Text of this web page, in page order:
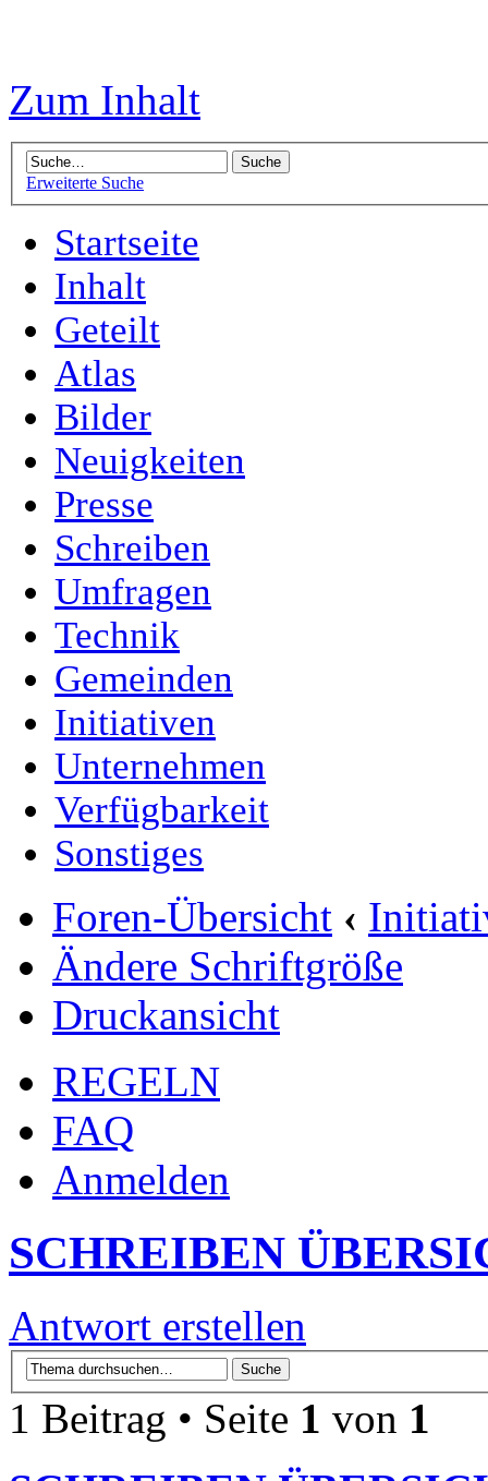
Zum Inhalt
Erweiterte Suche
Startseite
Inhalt
Geteilt
Atlas
Bilder
Neuigkeiten
Presse
Schreiben
Umfragen
Technik
Gemeinden
Initiativen
Unternehmen
Verfügbarkeit
Sonstiges
Foren-Übersicht ‹
Ändere Schriftgröße
Druckansicht
REGELN
FAQ
Anmelden
SCHREIBEN
Antwort erstellen
1 Beitrag • Seite 1 von 1